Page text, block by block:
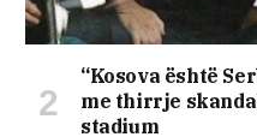
“Kosova është
me thirrje
stadium